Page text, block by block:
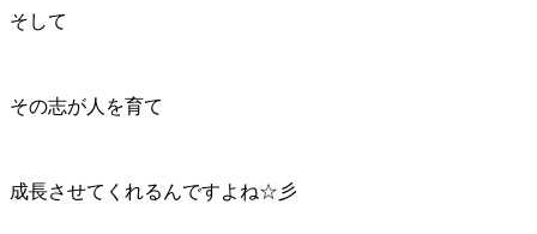
そして
その志が人を育て
成長させてくれるんですよね☆彡